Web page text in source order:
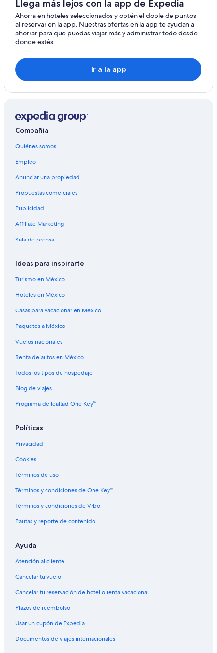
Hoteles para fumadores en Moorea
Hoteles que aceptan mascotas en Moorea
Vacaciones para bucear en Moorea
Campings en Moorea-Maiao
Resorts en Moorea-Maiao
Hoteles en Moorea-Maiao
Ryokans en Moorea-Maiao
Pensiones en Moorea
Villas en Moorea
Cabañas en Ruta de la Piña
Lodges en Ruta de la Piña
Llega más lejos con la app de Expedia
Ahorra en hoteles seleccionados y obtén el doble de puntos
al reservar en la app. Nuestras ofertas en la app te ayudan a
ahorrar para que puedas viajar más y administrar todo desde
donde estés.
Ir a la app
Compañía
Quiénes somos
Empleo
Anunciar una propiedad
Propuestas comerciales
Publicidad
Affiliate Marketing
Sala de prensa
Ideas para inspirarte
Turismo en México
Hoteles en México
Casas para vacacionar en México
Paquetes a México
Vuelos nacionales
Renta de autos en México
Todos los tipos de hospedaje
Blog de viajes
Programa de lealtad One Key™
Políticas
Privacidad
Cookies
Términos de uso
Términos y condiciones de One Key™
Términos y condiciones de Vrbo
Pautas y reporte de contenido
Ayuda
Atención al cliente
Cancelar tu vuelo
Cancelar tu reservación de hotel o renta vacacional
Plazos de reembolso
Usar un cupón de Expedia
Documentos de viajes internacionales